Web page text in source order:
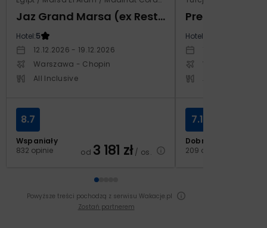
Jaz Grand Marsa (ex Resta Grand Resort)
Hotel:5
12.12.2026 - 19.12.2026
Warszawa - Chopin
All Inclusive
Wspaniały
832 opinie
8.7
od 3 181 zł/ os.
Prestige
Hotel:
Warszawa -
Dobry
209 opinii
7.1
Powyższe treści pochodzą z serwisu Wakacje.pl
Zostań partnerem